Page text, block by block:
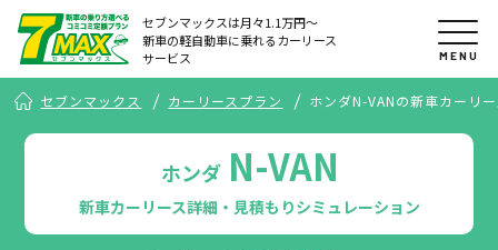
セブンマックスは月々1.1万円〜
新車の軽自動車に乗れるカーリース
サービス
MENU
セブンマックス カーリースプラン ホンダN-VANの新車カーリ
ホンダ N-VAN
新車カーリース詳細・見積もりシミュレーション